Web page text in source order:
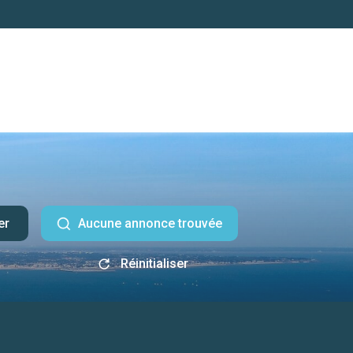
Aucune annonce trouvée
Réinitialiser